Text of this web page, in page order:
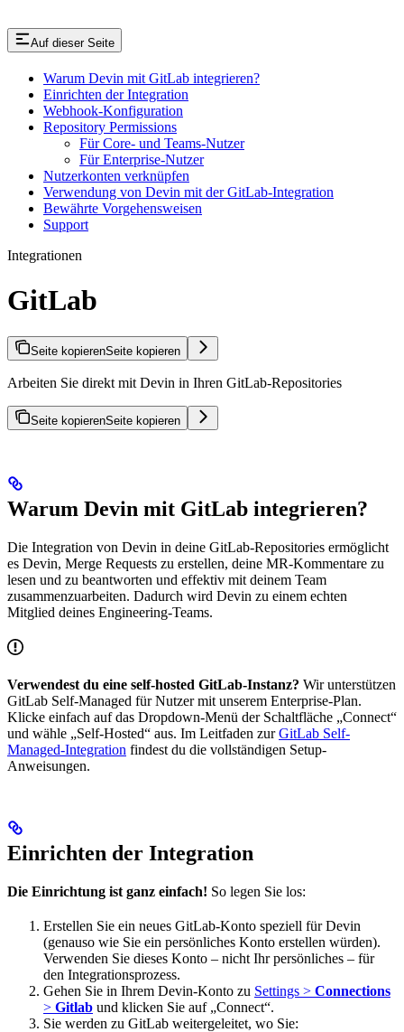
Auf dieser Seite
Warum Devin mit GitLab integrieren?
Einrichten der Integration
Webhook-Konfiguration
Repository Permissions
Für Core- und Teams-Nutzer
Für Enterprise-Nutzer
Nutzerkonten verknüpfen
Verwendung von Devin mit der GitLab-Integration
Bewährte Vorgehensweisen
Support
Integrationen
GitLab
Seite kopierenSeite kopieren
Arbeiten Sie direkt mit Devin in Ihren GitLab-Repositories
Seite kopierenSeite kopieren
Warum Devin mit GitLab integrieren?
Die Integration von Devin in deine GitLab-Repositories ermöglicht
es Devin, Merge Requests zu erstellen, deine MR-Kommentare zu
lesen und zu beantworten und effektiv mit deinem Team
zusammenzuarbeiten. Dadurch wird Devin zu einem echten
Mitglied deines Engineering-Teams.
Verwendest du eine self-hosted GitLab-Instanz? Wir unterstützen
GitLab Self-Managed für Nutzer mit unserem Enterprise-Plan.
Klicke einfach auf das Dropdown-Menü der Schaltfläche „Connect“
und wähle „Self-Hosted“ aus. Im Leitfaden zurGitLab Self-
Managed-Integration findest du die vollständigen Setup-
Anweisungen.
Einrichten der Integration
Die Einrichtung ist ganz einfach! So legen Sie los:
Erstellen Sie ein neues GitLab-Konto speziell für Devin
(genauso wie Sie ein persönliches Konto erstellen würden).
Verwenden Sie dieses Konto – nicht Ihr persönliches – für
den Integrationsprozess.
Gehen Sie in Ihrem Devin-Konto zu Settings > Connections
> Gitlab und klicken Sie auf „Connect“.
Sie werden zu GitLab weitergeleitet, wo Sie: